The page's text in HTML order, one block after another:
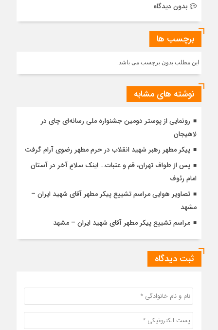
بدون دیدگاه
برچسب ها
این مطلب بدون برچسب می باشد.
نوشته های مشابه
رونمایی از پوستر دومین جشنواره ملی رسانه‌ای چای در
لاهیجان
پیکر مطهر رهبر شهید انقلاب در حرم مطهر رضوی آرام گرفت
پس از طواف تهران، قم و عتبات… اینک سلامِ آخر در آستان
امام رئوف
تصاویر هوایی مراسم تشییع پیکر مطهر آقای شهید ایران –
مشهد
مراسم تشییع پیکر مطهر آقای شهید ایران – مشهد
ثبت دیدگاه